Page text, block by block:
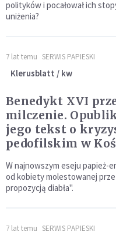
polityków i pocałował ich
uniżenia?
7 lat temu SERWIS PAPIESKI
Klerusblatt / kw
Benedykt XVI
milczenie.
jego tekst o
pedofilskim w
W najnowszym eseju papież-
od kobiety molestowanej
propozycją diabła".
7 lat temu SERWIS PAPIESKI